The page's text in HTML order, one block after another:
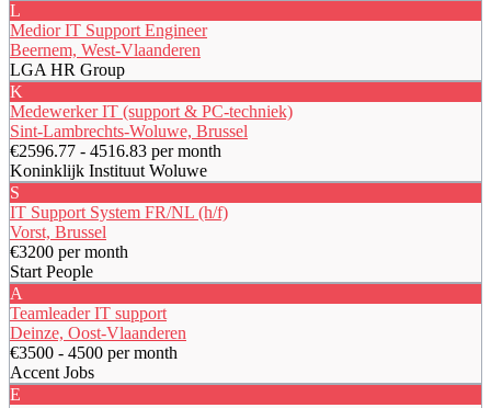
L
Medior IT Support Engineer
Beernem, West-Vlaanderen
LGA HR Group
K
Medewerker IT (support & PC-techniek)
Sint-Lambrechts-Woluwe, Brussel
€2596.77 - 4516.83 per month
Koninklijk Instituut Woluwe
S
IT Support System FR/NL (h/f)
Vorst, Brussel
€3200 per month
Start People
A
Teamleader IT support
Deinze, Oost-Vlaanderen
€3500 - 4500 per month
Accent Jobs
E